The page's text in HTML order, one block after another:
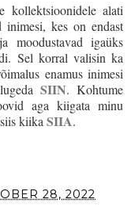
kollektsioonidele alati
kes on endast
moodustavad igaüks
Sel korral valisin ka
enamus inimesi
SIIN. Kohtume
aga kiigata minu
kiika SIIA.
28, 2022